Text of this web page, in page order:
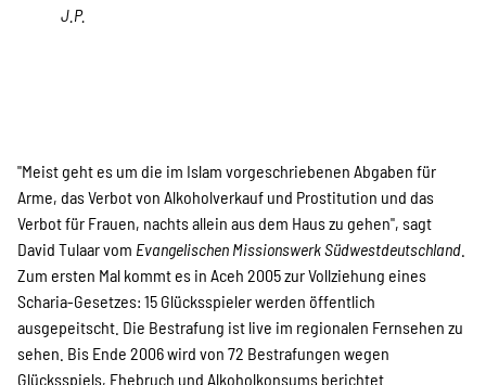
J.P.
"Meist geht es um die im Islam vorgeschriebenen Abgaben für
Arme, das Verbot von Alkoholverkauf und Prostitution und das
Verbot für Frauen, nachts allein aus dem Haus zu gehen", sagt
David Tulaar vom Evangelischen Missionswerk Südwestdeutschland
Zum ersten Mal kommt es in Aceh 2005 zur Vollziehung eines
Scharia-Gesetzes: 15 Glücksspieler werden öffentlich
ausgepeitscht. Die Bestrafung ist live im regionalen Fernsehen zu
sehen. Bis Ende 2006 wird von 72 Bestrafungen wegen
Glücksspiels, Ehebruch und Alkoholkonsums berichtet.